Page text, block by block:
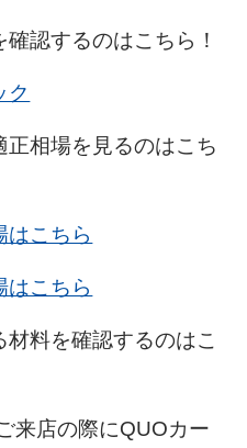
認するのはこちら！
ク
相場を見るのはこち
はこちら
はこちら
料を確認するのはこ
来店の際にQUOカー